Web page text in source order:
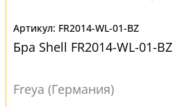
FR2014-WL-01-BZ
Бра Shell FR2014-WL-01-BZ
Freya (Германия)